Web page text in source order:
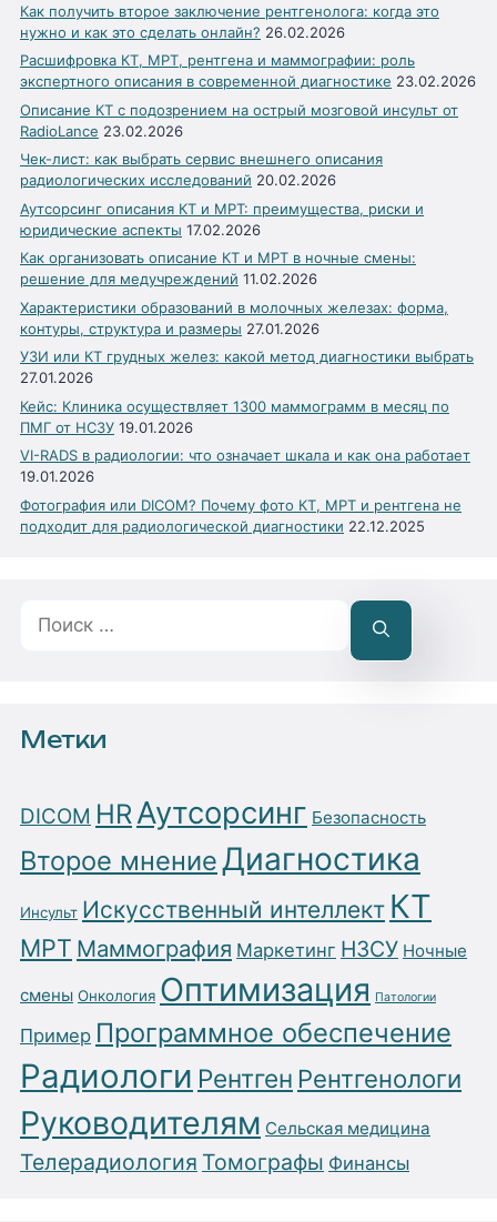
Как получить второе заключение рентгенолога: когда это
нужно и как это сделать онлайн? 26.02.2026
Расшифровка КТ, МРТ, рентгена и маммографии: роль
экспертного описания в современной диагностике 23.02.2026
Описание КТ с подозрением на острый мозговой инсульт от
RadioLance 23.02.2026
Чек-лист: как выбрать сервис внешнего описания
радиологических исследований 20.02.2026
Аутсорсинг описания КТ и МРТ: преимущества, риски и
юридические аспекты 17.02.2026
Как организовать описание КТ и МРТ в ночные смены:
решение для медучреждений 11.02.2026
Характеристики образований в молочных железах: форма,
контуры, структура и размеры 27.01.2026
УЗИ или КТ грудных желез: какой метод диагностики выбрать
27.01.2026
Кейс: Клиника осуществляет 1300 маммограмм в месяц по
ПМГ от НСЗУ 19.01.2026
VI-RADS в радиологии: что означает шкала и как она работает
19.01.2026
Фотография или DICOM? Почему фото КТ, МРТ и рентгена не
подходит для радиологической диагностики 22.12.2025
Метки
DICOM HR Аутсорсинг Безопасность
Второе мнениеДиагностика
Инсульт Искусственный интеллект КТ
МРТ Маммография Маркетинг НЗСУ Ночные
смены Онкология Оптимизация Патологии
Пример Программное обеспечение
Радиологи Рентген Рентгенологи
Руководителям Сельская медицина
Телерадиология Томографы Финансы